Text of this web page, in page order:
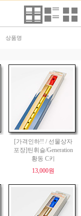
상품명
[가격인하!! / 선물상자
포장]틴휘슬/Generation
황동 C키
13,000원